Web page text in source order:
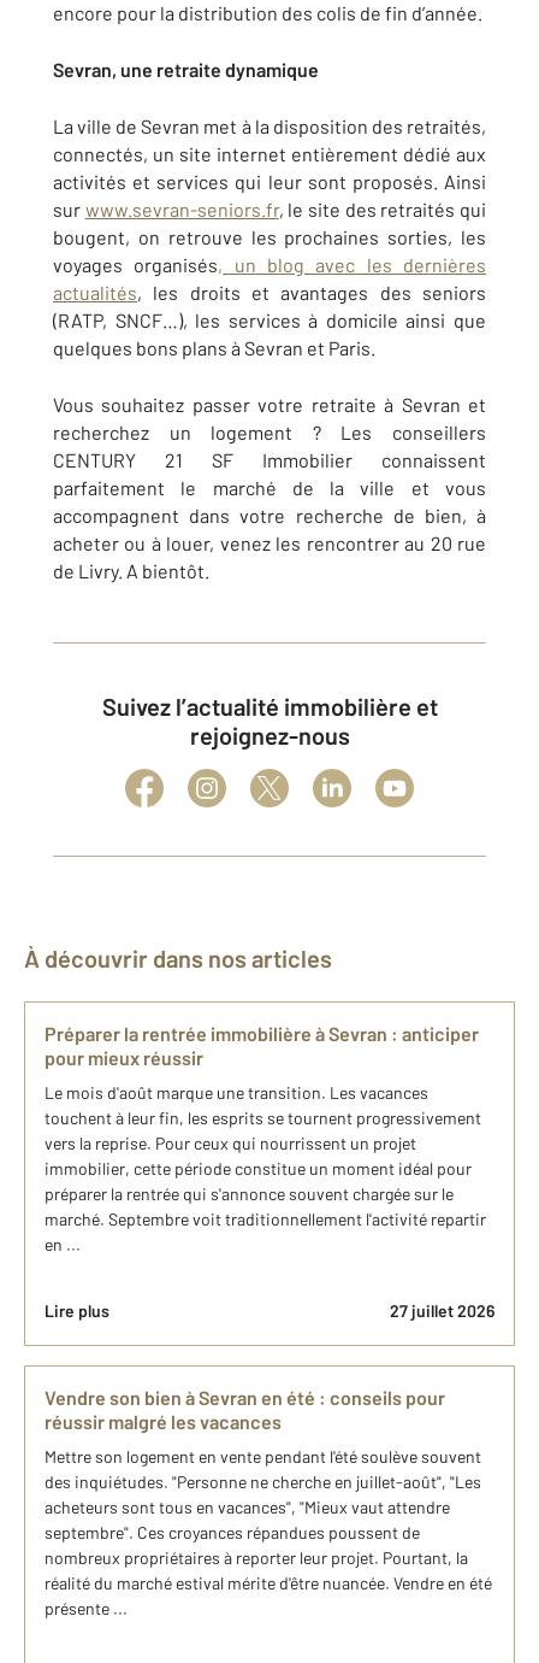
encore pour la distribution des colis de fin d’année.
Sevran, une retraite dynamique
La ville de Sevran met à la disposition des retraités,
connectés, un site internet entièrement dédié aux
activités et services qui leur sont proposés. Ainsi
sur www.sevran-seniors.fr, le site des retraités qui
bougent, on retrouve les prochaines sorties, les
voyages organisés, un blog avec les dernières
actualités, les droits et avantages des seniors
(RATP, SNCF…), les services à domicile ainsi que
quelques bons plans à Sevran et Paris.
Vous souhaitez passer votre retraite à Sevran et
recherchez un logement ? Les conseillers
CENTURY 21 SF Immobilier connaissent
parfaitement le marché de la ville et vous
accompagnent dans votre recherche de bien, à
acheter ou à louer, venez les rencontrer au 20 rue
de Livry. A bientôt.
Suivez l’actualité immobilière et
rejoignez-nous
À découvrir dans nos articles
Préparer la rentrée immobilière à Sevran : anticiper
pour mieux réussir
Le mois d'août marque une transition. Les vacances
touchent à leur fin, les esprits se tournent progressivement
vers la reprise. Pour ceux qui nourrissent un projet
immobilier, cette période constitue un moment idéal pour
préparer la rentrée qui s'annonce souvent chargée sur le
marché. Septembre voit traditionnellement l'activité repartir
en ...
Lire plus 27 juillet 2026
Vendre son bien à Sevran en été : conseils pour
réussir malgré les vacances
Mettre son logement en vente pendant l'été soulève souvent
des inquiétudes. "Personne ne cherche en juillet-août", "Les
acheteurs sont tous en vacances", "Mieux vaut attendre
septembre". Ces croyances répandues poussent de
nombreux propriétaires à reporter leur projet. Pourtant, la
réalité du marché estival mérite d'être nuancée. Vendre en été
présente ...